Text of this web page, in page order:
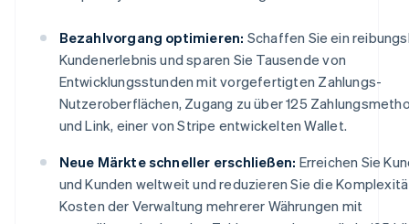
Bezahlvorgang optimieren: Schaffen Sie ein
Kundenerlebnis und sparen Sie Tausende von
Entwicklungsstunden mit vorgefertigten Zahlungs-
Nutzeroberflächen, Zugang zu über 125
und Link, einer von Stripe entwickelten Wallet.
Neue Märkte schneller erschließen: Erreichen Sie
und Kunden weltweit und reduzieren Sie die
Kosten der Verwaltung mehrerer Währungen mit